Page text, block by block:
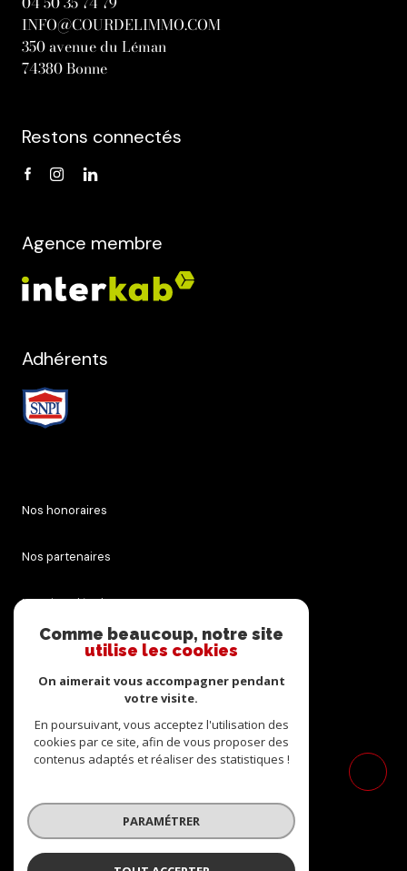
INFO@COURDELIMMO.COM
350 avenue du Léman
74380 Bonne
Restons connectés
Agence membre
Adhérents
Nos honoraires
Nos partenaires
Mentions légales
Cookies
© 2026 | Tous droits réservés
Réalisé par
Comme beaucoup, notre site
utilise les cookies
On aimerait vous accompagner pendant
votre visite.
En poursuivant, vous acceptez l'utilisation des
cookies par ce site, afin de vous proposer des
contenus adaptés et réaliser des statistiques !
PARAMÉTRER